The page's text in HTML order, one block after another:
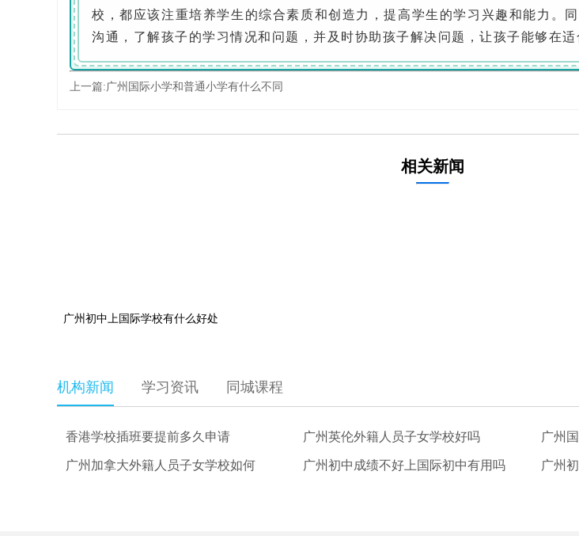
校，都应该注重培养学生的综合素质和创造力，提高学生的学习兴趣和能力。
沟通，了解孩子的学习情况和问题，并及时协助孩子解决问题，让孩子能够在适
上一篇:广州国际小学和普通小学有什么不同
相关新闻
广州初中上国际学校有什么好处
机构新闻 学习资讯 同城课程
香港学校插班要提前多久申请 广州英伦外籍人员子女学校好吗 广州
广州加拿大外籍人员子女学校如何 广州初中成绩不好上国际初中有用吗 广州